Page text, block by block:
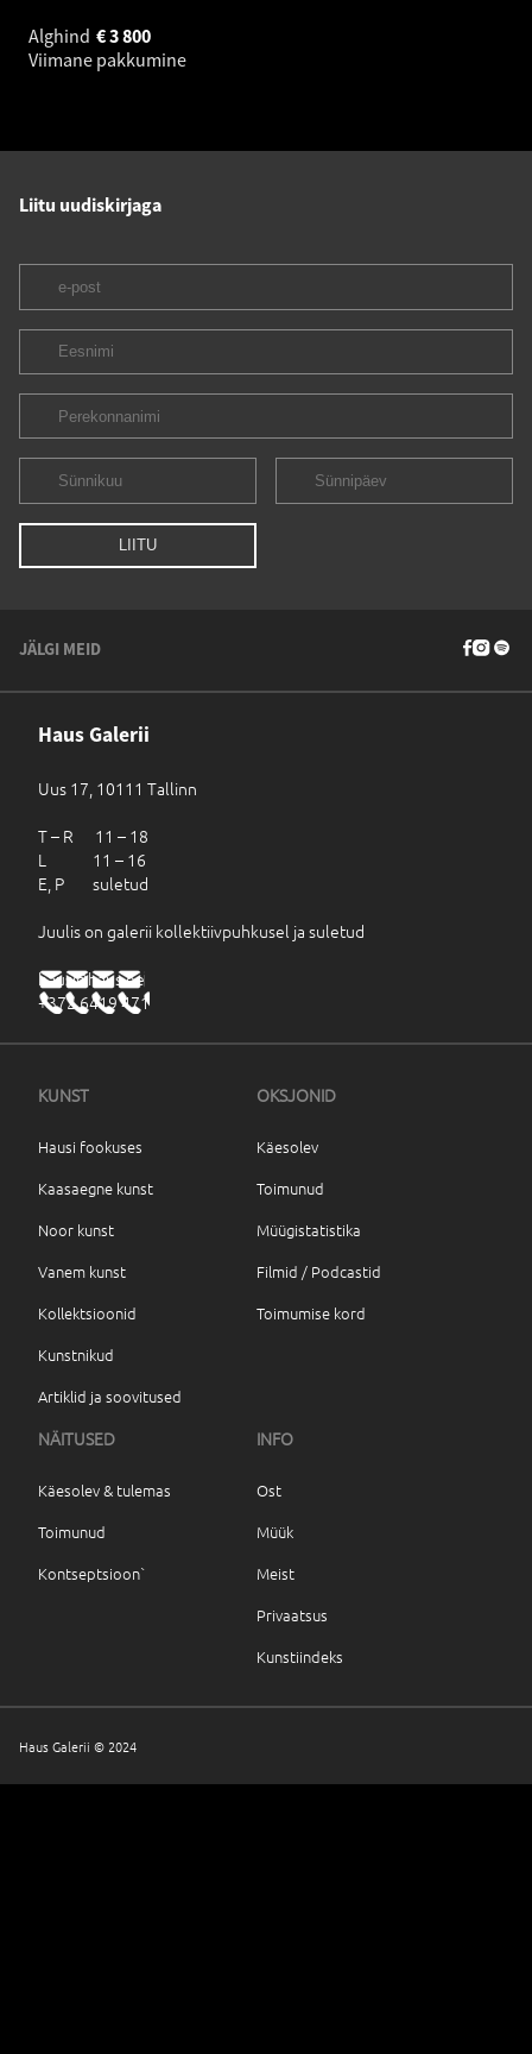
Alghind
3 800
€
Viimane pakkumine
Liitu uudiskirjaga
JÄLGI MEID
Haus Galerii
Uus 17, 10111 Tallinn
T – R 11 – 18
L 11 – 16
E, P suletud
Juulis on galerii kollektiivpuhkusel ja suletud
haus@haus.ee
+372 6419 471
KUNST
Hausi fookuses
Kaasaegne kunst
Noor kunst
Vanem kunst
Kollektsioonid
Kunstnikud
Artiklid ja soovitused
OKSJONID
Käesolev
Toimunud
Müügistatistika
Filmid / Podcastid
Toimumise kord
NÄITUSED
Käesolev & tulemas
Toimunud
Kontseptsioon`
INFO
Ost
Müük
Meist
Privaatsus
Kunstiindeks
Haus Galerii © 2024